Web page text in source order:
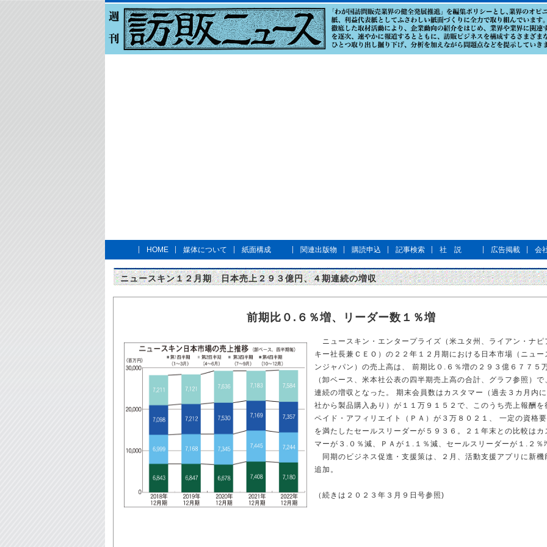
HOME 媒体について 紙面構成 関連出版物 購読申込 記事検索 社 説 広告掲載 会
ニュースキン１２月期 日本売上２９３億円、４期連続の増収
前期比０.６％増、リーダー数１％増
ニュースキン・エンタープライズ（米ユタ州、ライアン・ナピ
キー社長兼ＣＥＯ）の２２年１２月期における日本市場（ニュー
ンジャパン）の売上高は、 前期比０.６％増の２９３億６７７５
（卸ベース、米本社公表の四半期売上高の合計、グラフ参照）で
連続の増収となった。 期末会員数はカスタマー（過去３カ月内
社から製品購入あり）が１１万９１５２で、このうち売上報酬を
ペイド・アフィリエイト（ＰＡ）が３万８０２１、 一定の資格
を満たしたセールスリーダーが５９３６。２１年末との比較はカ
マーが３.０％減、ＰＡが１.１％減、セールスリーダーが１.２％
同期のビジネス促進・支援策は、２月、活動支援アプリに新機
追加。
（続きは２０２３年３月９日号参照)